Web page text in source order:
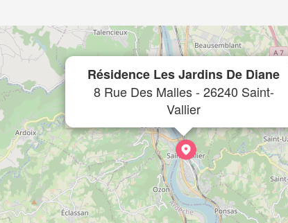
Résidence Les Jardins De Diane
8 Rue Des Malles - 26240 Saint-
Vallier